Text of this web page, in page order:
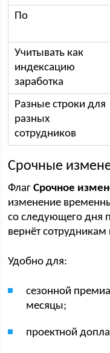
По
Учитывать как
индексацию
заработка
Разные строки для
разных
сотрудников
Срочные
ФлагСрочное
изменение
со следующего дня
вернёт
Удобно для:
сезонной
месяцы;
проектной